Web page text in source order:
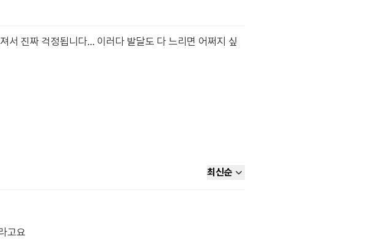
진짜 걱정됩니다... 이러다 발달도 다 느리면 어쩌지 싶
최신순
고요